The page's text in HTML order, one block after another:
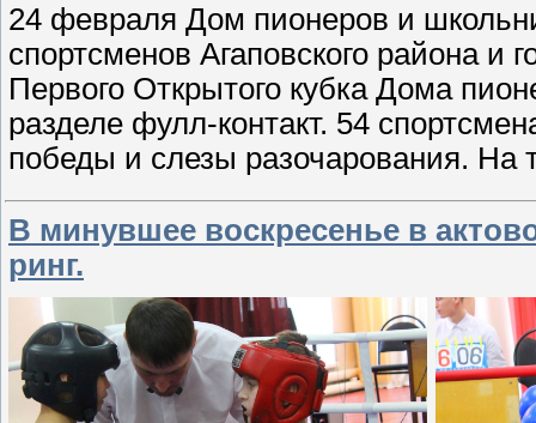
24 февраля Дом пионеров и
спортсменов Агаповского района и
Первого Открытого кубка Дома
разделе фулл-контакт. 54
победы и слезы разочарования. На
В минувшее воскресенье в
ринг.